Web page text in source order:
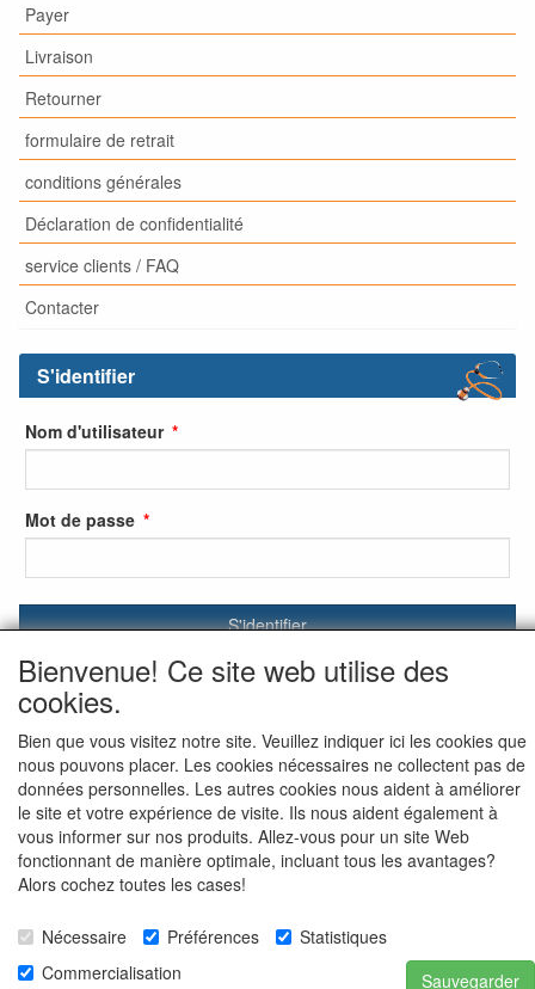
Payer
Livraison
Retourner
formulaire de retrait
conditions générales
Déclaration de confidentialité
service clients / FAQ
Contacter
S'identifier
Nom d'utilisateur
Mot de passe
S'identifier
S'inscrire
Mot de passe oublié ?
Bienvenue! Ce site web utilise des
cookies.
Bien que vous visitez notre site. Veuillez indiquer ici les cookies que
nous pouvons placer. Les cookies nécessaires ne collectent pas de
données personnelles. Les autres cookies nous aident à améliorer
le site et votre expérience de visite. Ils nous aident également à
vous informer sur nos produits. Allez-vous pour un site Web
fonctionnant de manière optimale, incluant tous les avantages?
Alors cochez toutes les cases!
Nécessaire Préférences
Statistiques
Commercialisation
Sauvegarder